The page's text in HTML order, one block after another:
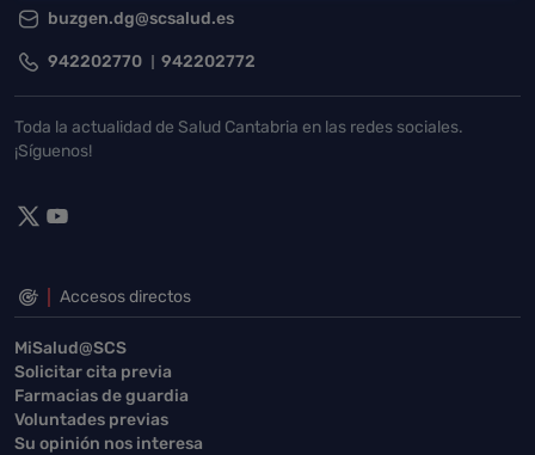
buzgen.dg@scsalud.es
942202770 942202772
Toda la actualidad de Salud Cantabria en las redes sociales.
¡Síguenos!
Accesos directos
MiSalud@SCS
Solicitar cita previa
Farmacias de guardia
Voluntades previas
Su opinión nos interesa